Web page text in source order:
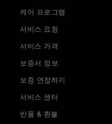
케어 프로그램
서비스 요청
서비스 가격
보증서 정보
보증 연장하기
서비스 센터
반품 & 환불